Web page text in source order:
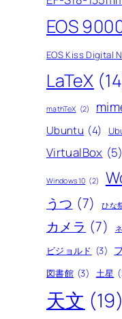
EOS
EOS Kiss Digital N
LaTeX
mathTeX (2)
Ubuntu (4)
VirtualBox (5)
Windows10 (2)
うつ (7) ひな
カメラ (7)
ビジョルド (3)
図書館 (3) 土星
天文 (19)